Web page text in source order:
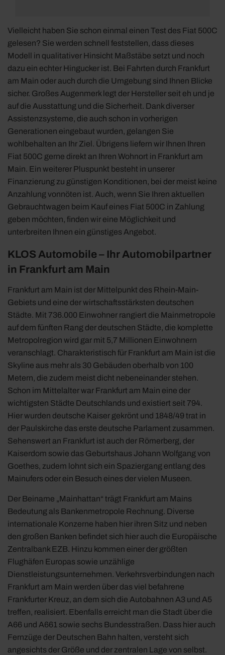
Vielleicht haben Sie schon einmal einen Test des Fiat 500C
gelesen? Sie werden schnell feststellen, dass dieses
Modell in qualitativer Hinsicht Maßstäbe setzt und noch
dazu ein echter Hingucker ist. Bei Fahrten durch Frankfurt
am Main oder auch durch die Umgebung sind Ihnen Blicke
sicher. Großes Augenmerk legt der Hersteller seit eh und je
auf die Ausstattung und die Sicherheit. Dank diverser
Assistenzsysteme, die auch schon in vorherigen
Generationen eingebaut wurden, gelangen Sie
wohlbehalten an Ihr Ziel. Übrigens liefern wir Ihnen Ihren
Fiat 500C gerne direkt an Ihren Wohnort in Frankfurt am
Main. Ein weiterer Pluspunkt besteht in unserer
Finanzierung zu günstigen Konditionen, bei der meist keine
Anzahlung vonnöten ist. Auch, wenn Sie Ihren aktuellen
Gebrauchtwagen beim Kauf eines Fiat 500C in Zahlung
geben möchten, finden wir eine Möglichkeit und
unterbreiten Ihnen ein günstiges Angebot.
KLOS Automobile – Ihr Automobilpartner
in Frankfurt am Main
Frankfurt am Main ist der Mittelpunkt des Rhein-Main-
Gebiets und eine der wirtschaftsstärksten deutschen
Städte. Mit 736.000 Einwohner rangiert die Mainmetropole
auf dem fünften Rang der deutschen Städte, die komplette
Metropolregion wird gar mit 5,7 Millionen Einwohnern
veranschlagt. Charakteristisch für Frankfurt am Main ist die
Skyline aus mehr als 30 Gebäuden oberhalb von 100
Metern, die zudem meist dicht nebeneinander stehen.
Schon im Mittelalter war Frankfurt am Main eine der
wichtigsten Städte Deutschlands und existiert seit 794.
Hier wurden deutsche Kaiser gekrönt und 1848/49 trat in
der Paulskirche das erste deutsche Parlament zusammen.
Sehenswert an Frankfurt ist auch der Römerberg, der
Kaiserdom sowie das Geburtshaus Johann Wolfgang von
Goethes, zudem lohnt sich ein Spaziergang entlang des
Mainufers oder ein Besuch eines der vielen Museen.
Der Beiname „Mainhattan“ trägt Frankfurt am Mains
Bedeutung als Bankenmetropole Rechnung. Diverse
internationale Konzerne haben hier ihren Sitz und neben
den großen Banken befindet sich hier auch die Europäische
Zentralbank EZB. Hinzu kommen einer der größten
Flughäfen Europas sowie unzählige
Dienstleistungsunternehmen. Verkehrsverbindungen nach
Frankfurt am Main werden über das viel befahrene
Frankfurter Kreuz, an dem sich die Autobahnen A3 und A5
treffen, realisiert. Ebenfalls erreicht man die Stadt über die
A66 und A661 sowie sechs Bundesstraßen. Dass hier auch
Fernzüge der Deutschen Bahn halten, versteht sich
angesichts der Größe und der zentralen Lage von selbst.